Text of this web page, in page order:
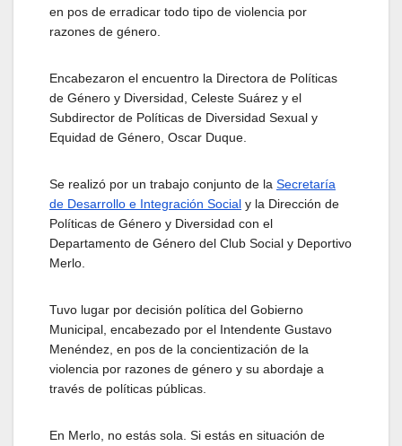
en pos de erradicar todo tipo de violencia por
razones de género.
Encabezaron el encuentro la Directora de Políticas
de Género y Diversidad, Celeste Suárez y el
Subdirector de Políticas de Diversidad Sexual y
Equidad de Género, Oscar Duque.
Se realizó por un trabajo conjunto de la Secretaría
de Desarrollo e Integración Social y la Dirección de
Políticas de Género y Diversidad con el
Departamento de Género del Club Social y Deportivo
Merlo.
Tuvo lugar por decisión política del Gobierno
Municipal, encabezado por el Intendente Gustavo
Menéndez, en pos de la concientización de la
violencia por razones de género y su abordaje a
través de políticas públicas.
En Merlo, no estás sola. Si estás en situación de